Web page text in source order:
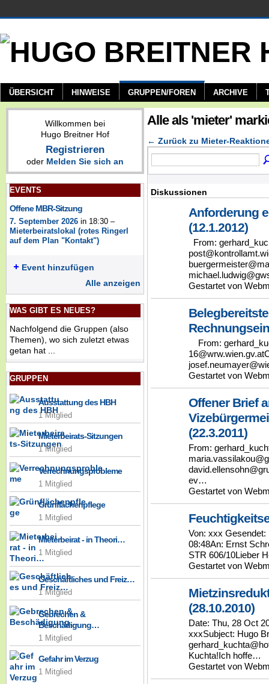
ÜBERSICHT HINWEISE GRUPPEN/FOREN ARCHIVE
Willkommen bei
Hugo Breitner Hof
Registrieren
oder Melden Sie sich an
EVENTS
Offene MBR-Sitzung
7. September 2026 in 18:30 –
Mieterbeiratslokal (rotes Ringerl
auf dem Plan "Kontakt")
Event hinzufügen
Alle anzeigen
WAS GIBT ES NEUES?
Nachfolgend die Gruppen (also
Themen), wo sich zuletzt etwas
getan hat ...
GRUPPEN
Ausstattung des HBH
1 Mitglied
Mieterbeirats-Sitzungen
1 Mitglied
Verrechnungsprobleme
1 Mitglied
Grünflächenpflege
1 Mitglied
Mieterbeirat - in Theori…
1 Mitglied
Geschäftliches und Freiz…
1 Mitglied
Gebrechen &
Beschädigung…
1 Mitglied
Gefahr im Verzug
1 Mitglied
Alle als 'mieter'
← Zurück zu Mieter-
Diskussionen
Anforderung
(12.1.2012)
From:
Gestartet von
From:
Gestartet von
Offener Brief
(22.3.2011)
From:
ev…
Gestartet von
Von: xxx
08:48An: Ernst
STR 606/10Lieber
Gestartet von
(28.10.2010)
Date: Thu, 28 Oct
xxxSubject: Hugo
Kuchta!Ich hoffe…
Gestartet von